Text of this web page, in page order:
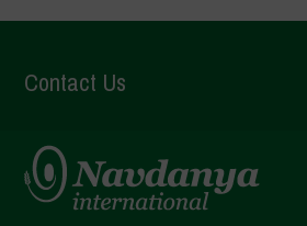
Contact Us